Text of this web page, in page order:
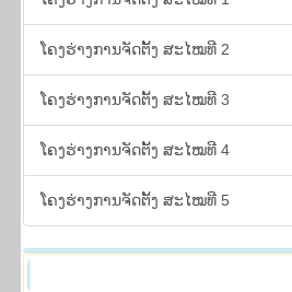
ໂຄງ​ຮ່າງ​ການ​ຈັດ​ຕັ້ງ ສະ​ໄໝ​ທີ 2
ໂຄງ​ຮ່າງ​ການ​ຈັດ​ຕັ້ງ ສະ​ໄໝ​ທີ 3
ໂຄງ​ຮ່າງ​ການ​ຈັດ​ຕັ້ງ ສະ​ໄໝ​ທີ 4
ໂຄງ​ຮ່າງ​ການ​ຈັດ​ຕັ້ງ ສະ​ໄໝ​ທີ 5